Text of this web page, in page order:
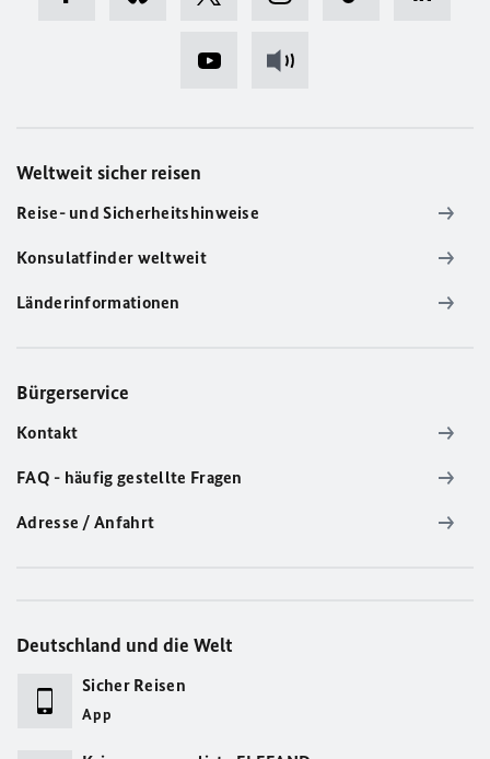
Weltweit sicher reisen
Reise- und Sicherheitshinweise
Konsulatfinder weltweit
Länderinformationen
Bürgerservice
Kontakt
FAQ - häufig gestellte Fragen
Adresse / Anfahrt
Deutschland und die Welt
Sicher Reisen
App